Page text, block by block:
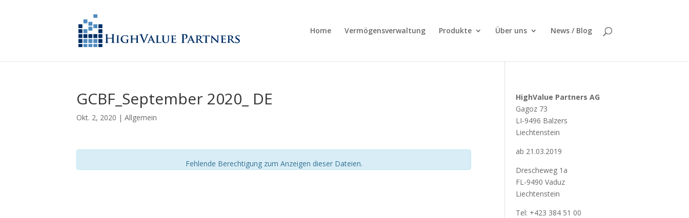
Home Vermögensverwaltung Produkte Über uns News / Blog
GCBF_September 2020_ DE
Okt. 2, 2020 | Allgemein
Fehlende Berechtigung zum Anzeigen dieser Dateien.
HighValue Partners AG
Gagoz 73
LI-9496 Balzers
Liechtenstein
ab 21.03.2019
Drescheweg 1a
FL-9490 Vaduz
Liechtenstein
Tel: +423 384 51 00